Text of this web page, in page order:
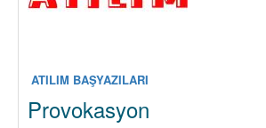
ATILIM BAŞYAZILARI
Provokasyon